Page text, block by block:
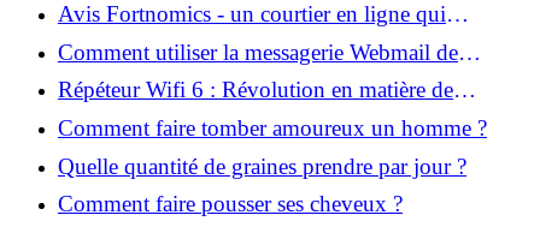
Avis Fortnomics - un courtier en ligne qui
privilégie la convivialité pour les débutants
Comment utiliser la messagerie Webmail de
l’Académie de Versailles ?
Répéteur Wifi 6 : Révolution en matière de
connectivité sans fil
Comment faire tomber amoureux un homme ?
Quelle quantité de graines prendre par jour ?
Comment faire pousser ses cheveux ?